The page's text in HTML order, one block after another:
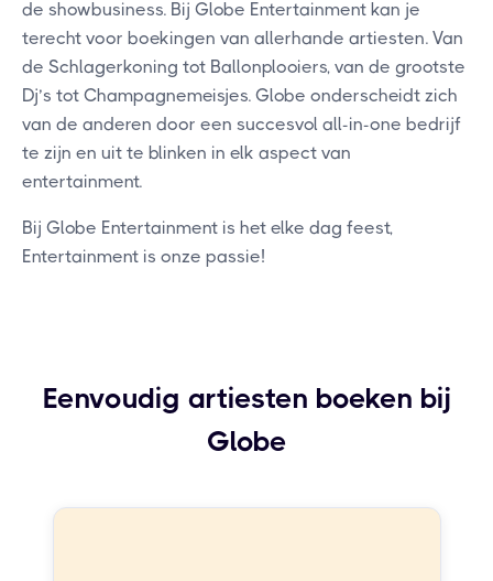
de showbusiness. Bij Globe Entertainment kan je
terecht voor boekingen van allerhande artiesten. Van
de Schlagerkoning tot Ballonplooiers, van de grootste
Dj’s tot Champagnemeisjes. Globe onderscheidt zich
van de anderen door een succesvol all-in-one bedrijf
te zijn en uit te blinken in elk aspect van
entertainment.
Bij Globe Entertainment is het elke dag feest,
Entertainment is onze passie!
Eenvoudig artiesten boeken bij
Globe